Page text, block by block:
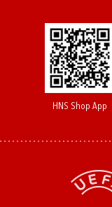
HNS Shop App